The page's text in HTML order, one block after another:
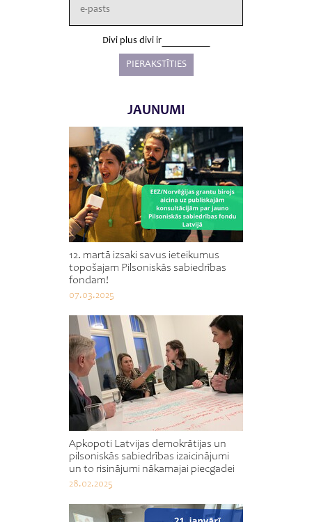
Divi plus divi ir
JAUNUMI
12. martā izsaki savus ieteikumus
topošajam Pilsoniskās sabiedrības
fondam!
07.03.2025
Apkopoti Latvijas demokrātijas un
pilsoniskās sabiedrības izaicinājumi
un to risinājumi nākamajai piecgadei
28.02.2025